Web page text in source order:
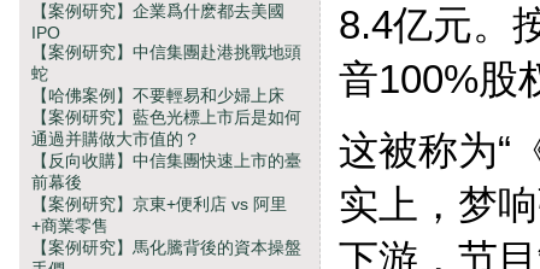
【案例研究】企業爲什麽都去美國
IPO
【案例研究】中信集團赴港挑戰地頭
蛇
【哈佛案例】不要輕易和少婦上床
【案例研究】藍色光標上市后是如何
通過并購做大市值的？
【反向收購】中信集團快速上市的臺
前幕後
【案例研究】京東+便利店 vs 阿里
+商業零售
【案例研究】馬化騰背後的資本操盤
8.4亿元。
音100%股
这被称为“
实上，梦
下游，节